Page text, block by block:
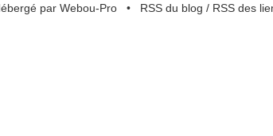
par Webou-Pro• RSS du blog / RSS des